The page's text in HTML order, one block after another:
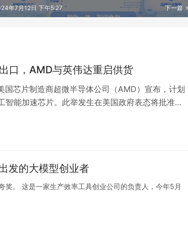
下一篇
年7月12日 下午5:27
口，AMD与英伟达重启供货
国芯片制造商超微半导体公司（AMD）宣布，计划
能加速芯片。此举发生在美国政府表态将批准相
发的大模型创业者
奖。 这是一家生产效率工具创业公司的负责人，今年5月